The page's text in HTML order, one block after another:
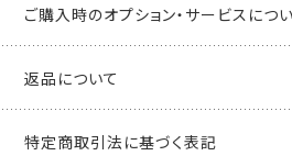
ご購入時のオプション・サービスにつ
返品について
特定商取引法に基づく表記